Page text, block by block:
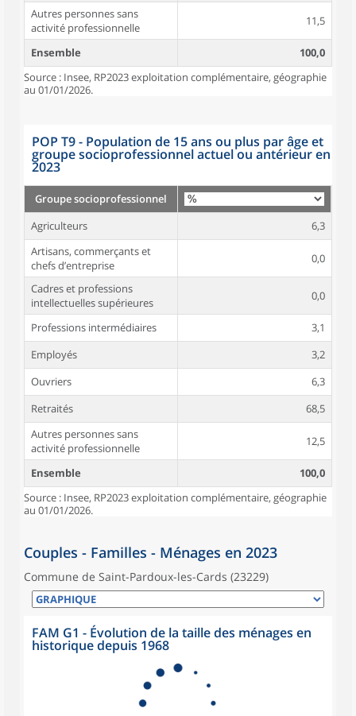
Autres personnes sans
activité professionnelle
11,5
Ensemble
100,0
Source : Insee, RP2023 exploitation complémentaire, géographie
au 01/01/2026.
POP T9 - Population de 15 ans ou plus par âge et
groupe socioprofessionnel actuel ou antérieur en
2023
Groupe socioprofessionnel
Agriculteurs
6,3
Artisans, commerçants et
chefs d’entreprise
0,0
Cadres et professions
intellectuelles supérieures
0,0
Professions intermédiaires
3,1
Employés
3,2
Ouvriers
6,3
Retraités
68,5
Autres personnes sans
activité professionnelle
12,5
Ensemble
100,0
Source : Insee, RP2023 exploitation complémentaire, géographie
au 01/01/2026.
Couples - Familles - Ménages en 2023
Commune de Saint-Pardoux-les-Cards (23229)
FAM G1 - Évolution de la taille des ménages en
historique depuis 1968